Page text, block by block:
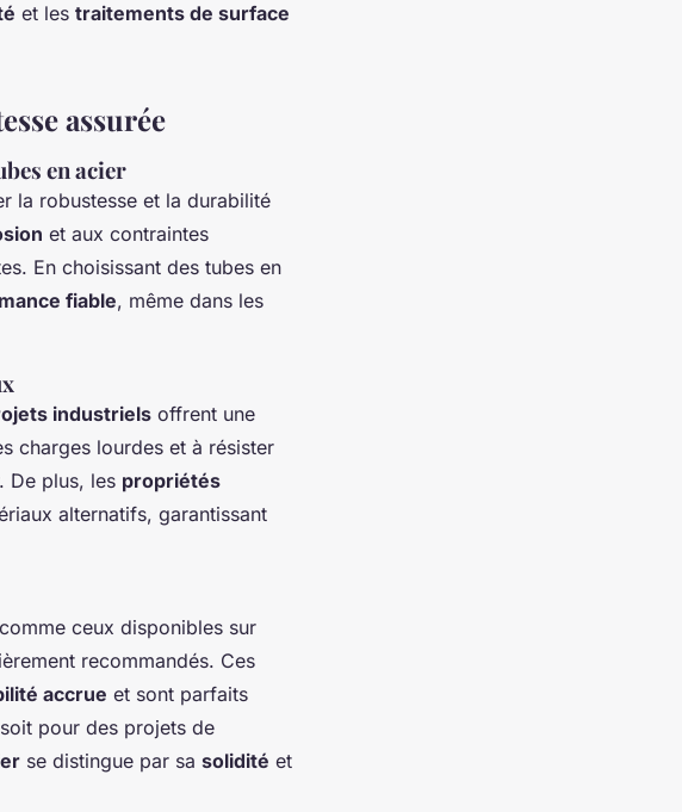
et les traitements de surface
assurée
en acier
la robustesse et la durabilité
et aux contraintes
En choisissant des tubes en
fiable, même dans les
industriels offrent une
charges lourdes et à résister
De plus, les propriétés
alternatifs, garantissant
ceux disponibles sur
recommandés. Ces
accrue et sont parfaits
pour des projets de
se distingue par sa solidité et